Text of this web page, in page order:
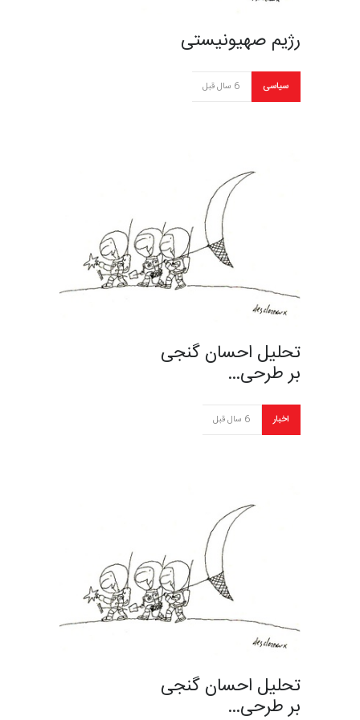
رژیم صهیونیستی
سیاسی 6 سال قبل
تحلیل احسان گنجی
بر طرحی…
اخبار 6 سال قبل
تحلیل احسان گنجی
بر طرحی…